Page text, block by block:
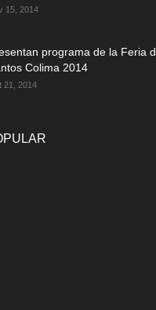
15, 2014
programa de la Feria
Colima 2014
21, 2014